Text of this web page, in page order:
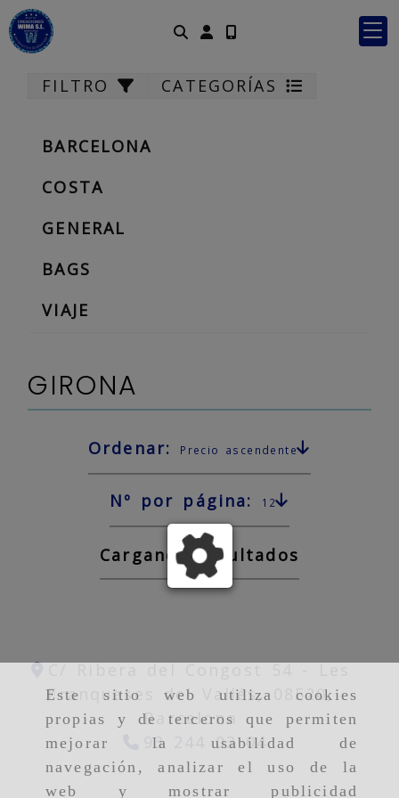
Este sitio web utiliza cookies
propias y de terceros que permiten
mejorar la usabilidad de
navegación, analizar el uso de la
web y mostrar publicidad
Identifícate
FILTRO CATEGORÍAS
BARCELONA
COSTA
GENERAL
BAGS
VIAJE
GIRONA
Ordenar: Precio ascendente
Nº por página: 12
Cargando resultados
C/ Ribera del Congost 54 -Les
Franqueses del Vallés,
08520,
Barcelona
93 244 03 04